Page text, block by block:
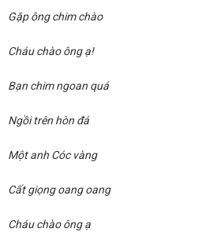
Gặp ông chim chào
Cháu chào ông ạ!
Bạn chim ngoan quá
Ngồi trên hòn đá
Một anh Cóc vàng
Cất giọng oang oang
Cháu chào ông ạ